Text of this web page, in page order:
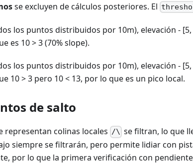
se excluyen de cálculos posteriores. El
los puntos distribuidos por 10m), elevación - [5,
es 10 > 3 (70% slope).
los puntos distribuidos por 10m), elevación -
10 > 3 pero 10 < 13, por lo que es un pico local.
de salto
representan colinas locales /\ se filtran, lo que
siempre se filtrarán, pero permite lidiar con
por lo que la primera verificación con